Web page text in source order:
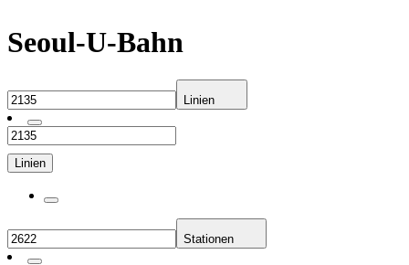
Seoul-U-Bahn
Linien
Linien
Stationen